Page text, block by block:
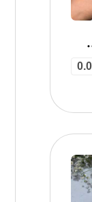
گُلدِن
0.0